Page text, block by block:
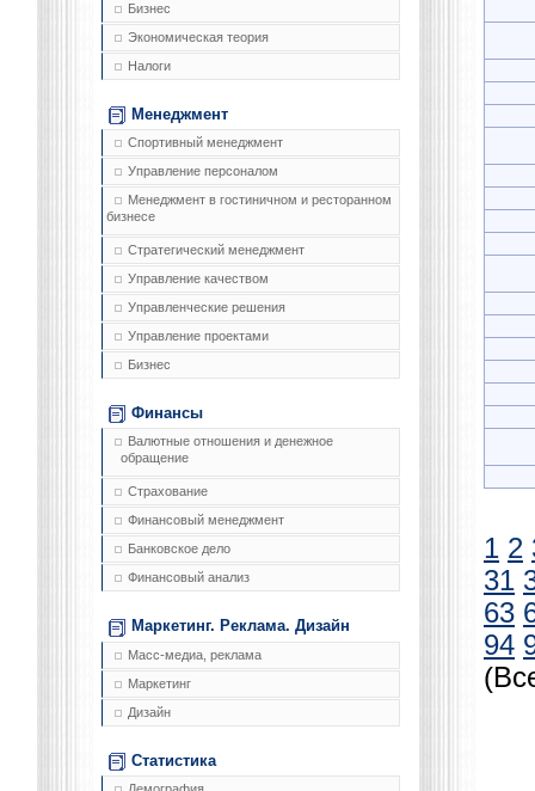
Бизнес
Экономическая теория
Налоги
Менеджмент
Спортивный менеджмент
Управление персоналом
Менеджмент в гостиничном и ресторанном
бизнесе
Стратегический менеджмент
Управление качеством
Управленческие решения
Управление проектами
Бизнес
Финансы
Валютные отношения и денежное
обращение
Страхование
Финансовый менеджмент
Банковское дело
Финансовый анализ
Маркетинг. Реклама. Дизайн
Масс-медиа, реклама
Маркетинг
Дизайн
Статистика
Демография
1 2
31
63
94